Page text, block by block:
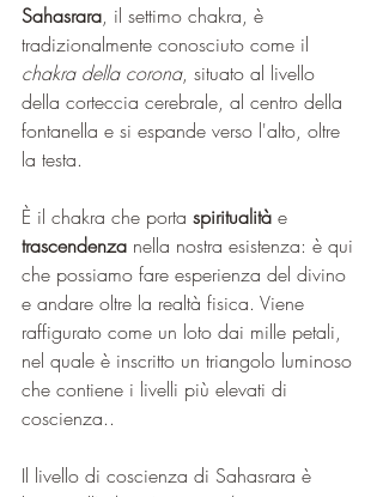
Sahasrara, il settimo chakra, è
tradizionalmente conosciuto come il
chakra della corona, situato al livello
della corteccia cerebrale, al centro della
fontanella e si espande verso l'alto, oltre
la testa.
È il chakra che porta spiritualità e
trascendenza nella nostra esistenza: è qui
che possiamo fare esperienza del divino
e andare oltre la realtà fisica. Viene
raffigurato come un loto dai mille petali,
nel quale è inscritto un triangolo luminoso
che contiene i livelli più elevati di
coscienza..
Il livello di coscienza di Sahasrara è